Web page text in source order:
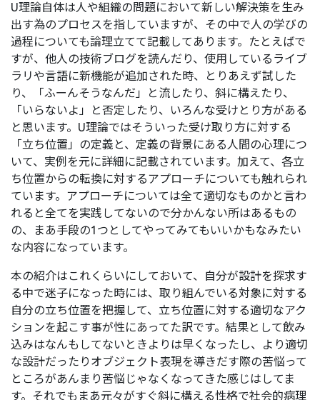
U理論自体は人や組織の問題において新しい解決策を生み
出す為のプロセスを指していますが、その中で人の学びの
過程についても論理立てて記載してあります。たとえばで
すが、他人の技術ブログを読んだり、使用しているライブ
ラリや言語に新機能が追加された時、とりあえず試した
り、「ふーんそうなんだ」と流したり、斜に構えたり、
「いらないよ」と否定したり、いろんな受けとり方がある
と思います。U理論ではそういった受け取り方に対する
「立ち位置」の定義と、定義の背景にある人間の心理につ
いて、実例を元に詳細に記載されています。加えて、各立
ち位置からの転換に対するアプローチについても触れられ
ています。アプローチについては全て適切なものかと言わ
れると全てを実践してないので分かんない所はあるもの
の、まあ手段の1つとしてやってみてもいいかもなみたい
な内容になっています。
本の紹介はこれくらいにしておいて、自分が設計を探求す
る中で迷子になった時には、取り組んでいる対象に対する
自分の立ち位置を把握して、立ち位置に対する適切なアク
ションを起こす事が性にあってた訳です。結果として飲み
込みはなんもしてないときよりは早くなったし、より適切
な設計だったりオブジェクト表現を導きだす際の苦悩って
ところがあんまり苦悩じゃなくなってきた感じはしてま
す。それでもまあ元々がすぐ斜に構える性格で社会的病理